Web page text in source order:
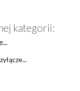
kategorii: